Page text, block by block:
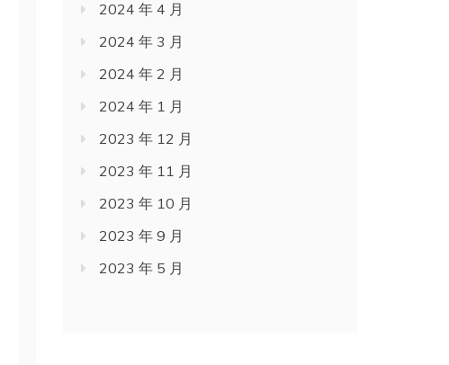
2024 年 4 月
2024 年 3 月
2024 年 2 月
2024 年 1 月
2023 年 12 月
2023 年 11 月
2023 年 10 月
2023 年 9 月
2023 年 5 月